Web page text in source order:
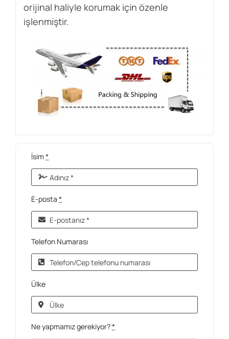
orijinal haliyle korumak için özenle
işlenmiştir.
İsim*
E-posta*
Telefon Numarası
Ülke
Ne yapmamız gerekiyor?*